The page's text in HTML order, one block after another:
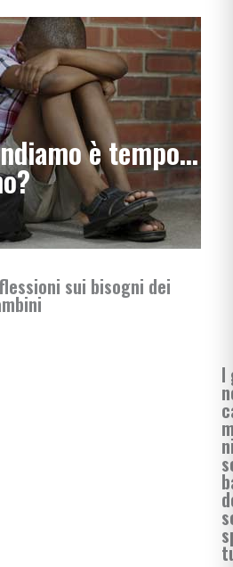
è tempo…
sui bisogni dei
I